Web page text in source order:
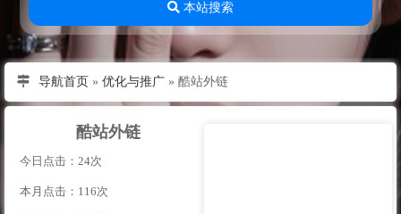
本站搜索
导航首页 » 优化与推广» 酷站外链
酷站外链
今日点击：24次
本月点击：116次